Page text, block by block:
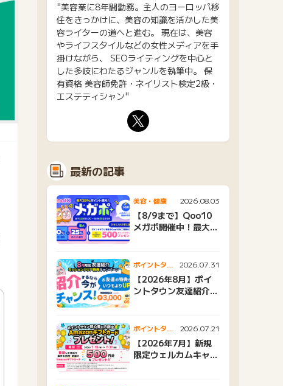
"美容業に8年間勤務。主人のヨーロッパ移
住をきっかけに、美容の知識を活かした美
容ライターの道へと進む。 現在は、美容
やライフスタイルなどの女性メディアを手
掛けながら、 SEOライティングを中心と
した多岐にわたるジャンルを執筆中。 保
有資格 美容師免許・ネイリスト検定2級・
エステティシャン"
最新の記事
美容・健康 2026.08.03
【8/9まで】Qoo10
メガポ開催中！最大
ポイントタウ
ンニュース
2026.07.31
【2026年8月】ポイ
ントタウン友達紹介キ
ポイントタウ
ンニュース
2026.07.21
【2026年7月】新規
限定ウェルカムキャン